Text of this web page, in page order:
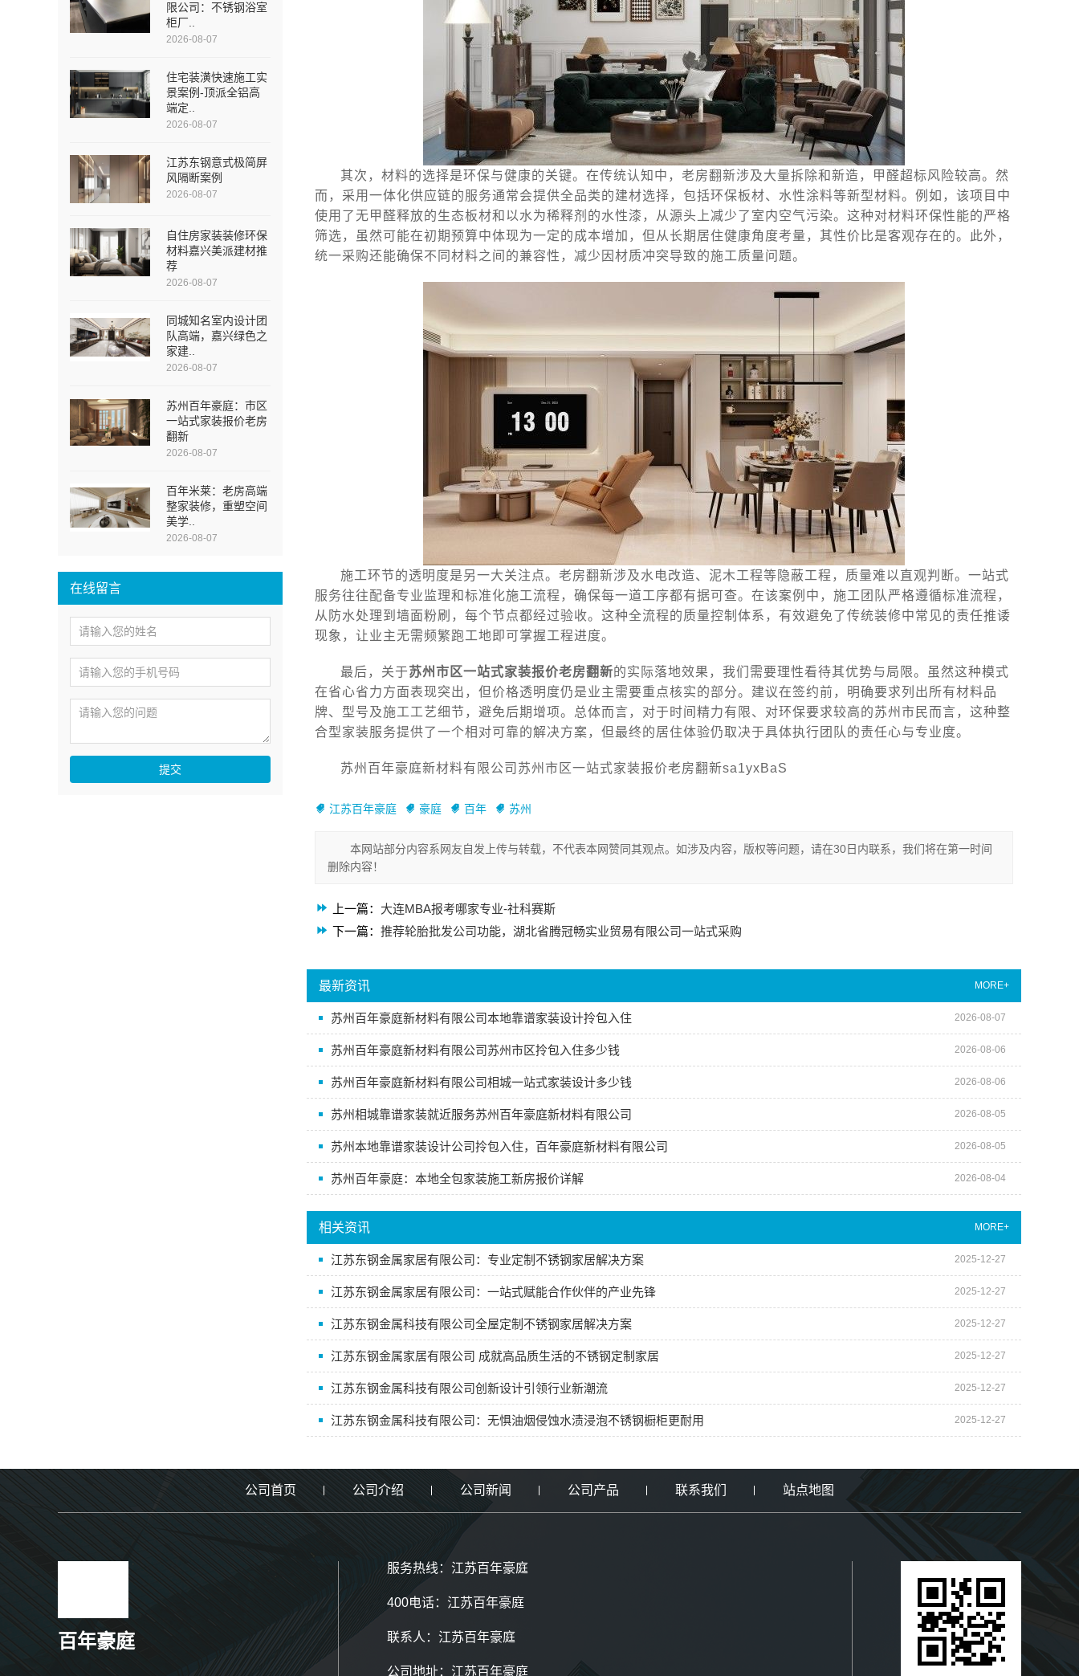
限公司：不锈钢浴室
柜厂..
2026-08-07
住宅装潢快速施工实
景案例-顶派全铝高
端定..
2026-08-07
江苏东钢意式极简屏
风隔断案例
2026-08-07
自住房家装装修环保
材料嘉兴美派建材推
荐
2026-08-07
同城知名室内设计团
队高端，嘉兴绿色之
家建..
2026-08-07
苏州百年豪庭：市区
一站式家装报价老房
翻新
2026-08-07
百年米莱：老房高端
整家装修，重塑空间
美学..
2026-08-07
在线留言
提交
其次，材料的选择是环保与健康的关键。在传统认知中，老房翻新涉及大量拆除和新造，甲醛超标风险较高。然
而，采用一体化供应链的服务通常会提供全品类的建材选择，包括环保板材、水性涂料等新型材料。例如，该项目中
使用了无甲醛释放的生态板材和以水为稀释剂的水性漆，从源头上减少了室内空气污染。这种对材料环保性能的严格
筛选，虽然可能在初期预算中体现为一定的成本增加，但从长期居住健康角度考量，其性价比是客观存在的。此外，
统一采购还能确保不同材料之间的兼容性，减少因材质冲突导致的施工质量问题。
施工环节的透明度是另一大关注点。老房翻新涉及水电改造、泥木工程等隐蔽工程，质量难以直观判断。一站式
服务往往配备专业监理和标准化施工流程，确保每一道工序都有据可查。在该案例中，施工团队严格遵循标准流程，
从防水处理到墙面粉刷，每个节点都经过验收。这种全流程的质量控制体系，有效避免了传统装修中常见的责任推诿
现象，让业主无需频繁跑工地即可掌握工程进度。
最后，关于苏州市区一站式家装报价老房翻新的实际落地效果，我们需要理性看待其优势与局限。虽然这种模式
在省心省力方面表现突出，但价格透明度仍是业主需要重点核实的部分。建议在签约前，明确要求列出所有材料品
牌、型号及施工工艺细节，避免后期增项。总体而言，对于时间精力有限、对环保要求较高的苏州市民而言，这种整
合型家装服务提供了一个相对可靠的解决方案，但最终的居住体验仍取决于具体执行团队的责任心与专业度。
苏州百年豪庭新材料有限公司苏州市区一站式家装报价老房翻新sa1yxBaS
江苏百年豪庭 豪庭 百年 苏州
本网站部分内容系网友自发上传与转载，不代表本网赞同其观点。如涉及内容，版权等问题，请在30日内联系，我们将在第一时间
删除内容！
上一篇： 大连MBA报考哪家专业-社科赛斯
下一篇： 推荐轮胎批发公司功能，湖北省腾冠畅实业贸易有限公司一站式采购
最新资讯 MORE+
苏州百年豪庭新材料有限公司本地靠谱家装设计拎包入住 2026-08-07
苏州百年豪庭新材料有限公司苏州市区拎包入住多少钱 2026-08-06
苏州百年豪庭新材料有限公司相城一站式家装设计多少钱 2026-08-06
苏州相城靠谱家装就近服务苏州百年豪庭新材料有限公司 2026-08-05
苏州本地靠谱家装设计公司拎包入住，百年豪庭新材料有限公司 2026-08-05
苏州百年豪庭：本地全包家装施工新房报价详解 2026-08-04
相关资讯 MORE+
江苏东钢金属家居有限公司：专业定制不锈钢家居解决方案 2025-12-27
江苏东钢金属家居有限公司：一站式赋能合作伙伴的产业先锋 2025-12-27
江苏东钢金属科技有限公司全屋定制不锈钢家居解决方案 2025-12-27
江苏东钢金属家居有限公司 成就高品质生活的不锈钢定制家居 2025-12-27
江苏东钢金属科技有限公司创新设计引领行业新潮流 2025-12-27
江苏东钢金属科技有限公司：无惧油烟侵蚀水渍浸泡不锈钢橱柜更耐用 2025-12-27
公司首页 公司介绍 公司新闻 公司产品 联系我们 站点地图
百年豪庭
服务热线：江苏百年豪庭
400电话：江苏百年豪庭
联系人：江苏百年豪庭
公司地址：江苏百年豪庭